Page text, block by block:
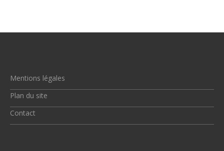
Mentions légales
Plan du site
Contact